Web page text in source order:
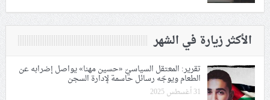
الأكثر زيارة في الشهر
تقرير: المعتقل السياسيّ «حسين مهنا» يواصل إضرابه عن
الطعام ويوجّه رسائل حاسمة لإدارة السجن
31 أغسطس 2025